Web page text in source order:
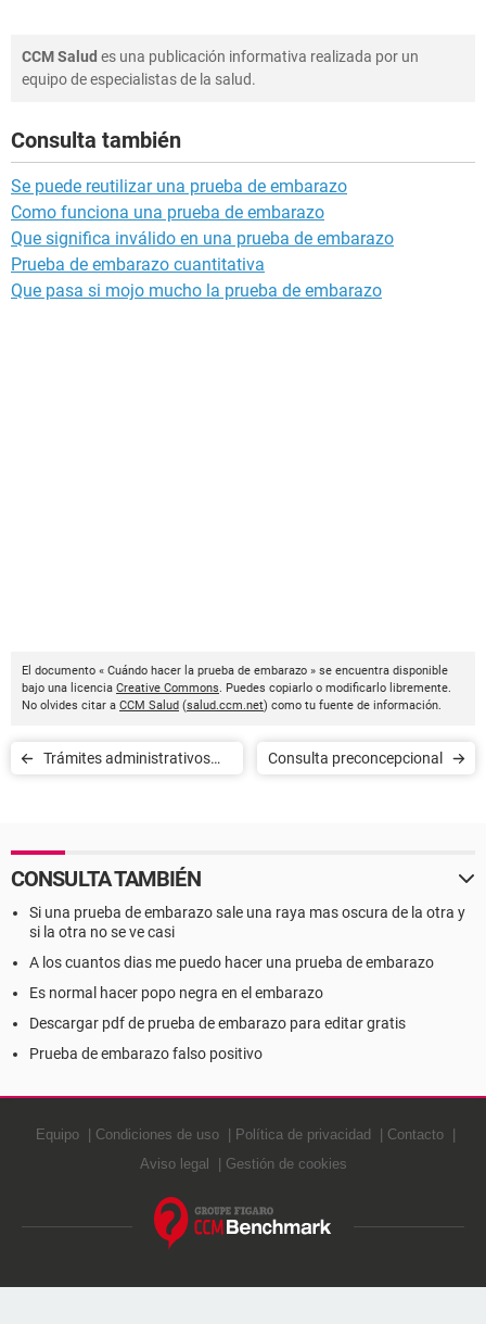
CCM Salud es una publicación informativa realizada por un
equipo de especialistas de la salud.
Consulta también
Se puede reutilizar una prueba de embarazo
Como funciona una prueba de embarazo
Que significa inválido en una prueba de embarazo
Prueba de embarazo cuantitativa
Que pasa si mojo mucho la prueba de embarazo
El documento « Cuándo hacer la prueba de embarazo » se encuentra disponible
bajo una licencia Creative Commons. Puedes copiarlo o modificarlo libremente.
No olvides citar a CCM Salud (salud.ccm.net) como tu fuente de información.
Trámites administrativos
Consulta preconcepcional
CONSULTA TAMBIÉN
Si una prueba de embarazo sale una raya mas oscura de la otra y
si la otra no se ve casi
A los cuantos dias me puedo hacer una prueba de embarazo
Es normal hacer popo negra en el embarazo
Descargar pdf de prueba de embarazo para editar gratis
Prueba de embarazo falso positivo
Equipo Condiciones de uso Política de privacidad
Contacto
Aviso legal
Gestión de cookies